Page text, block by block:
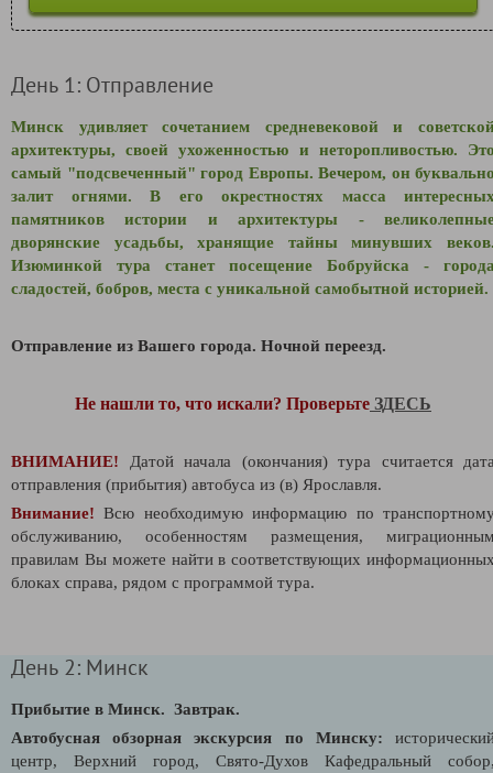
День 1: Отправление
Минск удивляет сочетанием средневековой и
архитектуры, своей ухоженностью и неторопливостью.
самый "подсвеченный" город Европы. Вечером, он
залит огнями. В его окрестностях масса
памятников истории и архитектуры -
дворянские усадьбы, хранящие тайны минувших
Изюминкой тура станет посещение Бобруйска -
сладостей, бобров, места с уникальной самобытной историей.
Отправление из Вашего города. Ночной переезд.
Не нашли то, что искали? Проверьте ЗДЕСЬ
ВНИМАНИЕ! Датой начала (окончания) тура считается
отправления (прибытия) автобуса из (в) Ярославля.
Внимание! Всю необходимую информацию по
обслуживанию, особенностям размещения,
правилам Вы можете найти в соответствующих
блоках справа, рядом с программой тура.
День 2: Минск
Прибытие в Минск. Завтрак.
Автобусная обзорная экскурсия по Минску:
центр, Верхний город, Свято-Духов Кафедральный